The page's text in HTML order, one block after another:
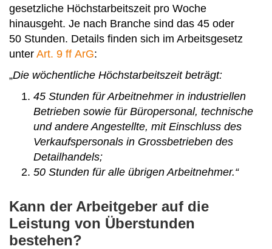
gesetzliche Höchstarbeitszeit pro Woche
hinausgeht. Je nach Branche sind das 45 oder
50 Stunden. Details finden sich im Arbeitsgesetz
unter Art. 9 ff ArG:
„Die wöchentliche Höchstarbeitszeit beträgt:
45 Stunden für Arbeitnehmer in industriellen
Betrieben sowie für Büropersonal, technische
und andere Angestellte, mit Einschluss des
Verkaufspersonals in Grossbetrieben des
Detailhandels;
50 Stunden für alle übrigen Arbeitnehmer.“
Kann der Arbeitgeber auf die
Leistung von Überstunden
bestehen?